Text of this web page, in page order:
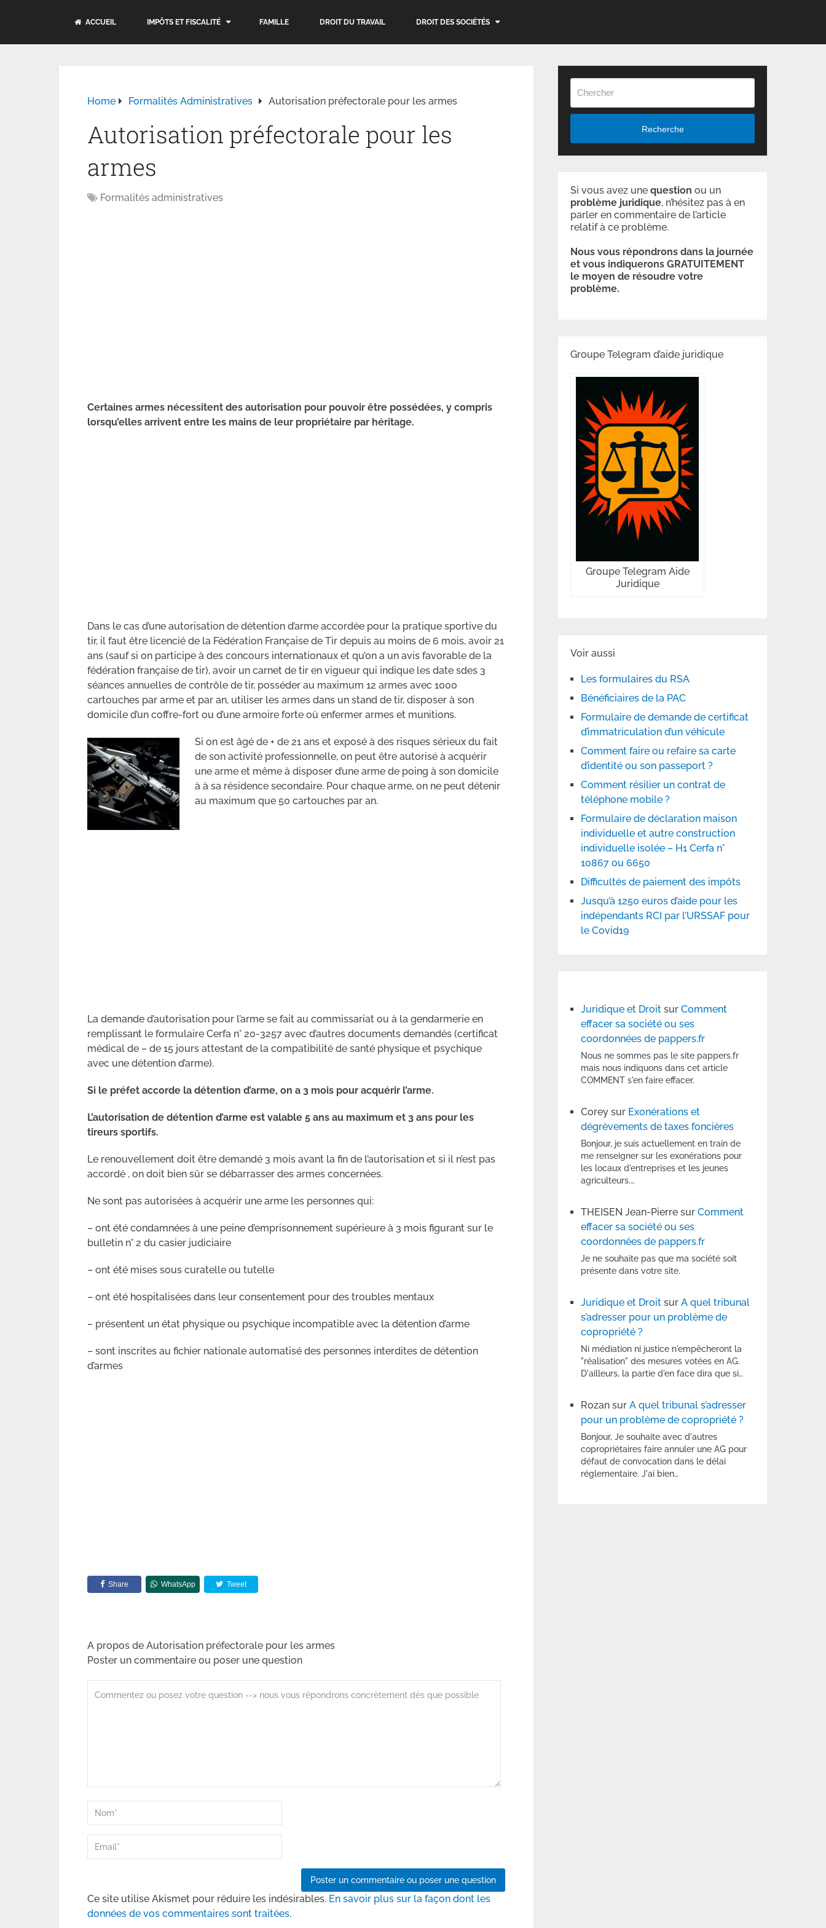
ACCUEIL IMPÔTS ET FISCALITÉ FAMILLE DROIT DU TRAVAIL DROIT DES SOCIÉTÉS
Home Formalités Administratives Autorisation préfectorale pour les armes
Autorisation préfectorale pour les
armes
Formalités administratives
Certaines armes nécessitent des autorisation pour pouvoir être possédées, y compris
lorsqu’elles arrivent entre les mains de leur propriétaire par héritage.
Dans le cas d’une autorisation de détention d’arme accordée pour la pratique sportive du
tir, il faut être licencié de la Fédération Française de Tir depuis au moins de 6 mois, avoir 21
ans (sauf si on participe à des concours internationaux et qu’on a un avis favorable de la
fédération française de tir), avoir un carnet de tir en vigueur qui indique les date sdes 3
séances annuelles de contrôle de tir, posséder au maximum 12 armes avec 1000
cartouches par arme et par an, utiliser les armes dans un stand de tir, disposer à son
domicile d’un coffre-fort ou d’une armoire forte où enfermer armes et munitions.
Si on est âgé de + de 21 ans et exposé à des risques sérieux du fait
de son activité professionnelle, on peut être autorisé à acquérir
une arme et même à disposer d’une arme de poing à son domicile
à à sa résidence secondaire. Pour chaque arme, on ne peut détenir
au maximum que 50 cartouches par an.
La demande d’autorisation pour l’arme se fait au commissariat ou à la gendarmerie en
remplissant le formulaire Cerfa n° 20-3257 avec d’autres documents demandés (certificat
médical de – de 15 jours attestant de la compatibilité de santé physique et psychique
avec une détention d’arme).
Si le préfet accorde la détention d’arme, on a 3 mois pour acquérir l’arme.
L’autorisation de détention d’arme est valable 5 ans au maximum et 3 ans pour les
tireurs sportifs.
Le renouvellement doit être demandé 3 mois avant la fin de l’autorisation et si il n’est pas
accordé , on doit bien sûr se débarrasser des armes concernées.
Ne sont pas autorisées à acquérir une arme les personnes qui:
– ont été condamnées à une peine d’emprisonnement supérieure à 3 mois figurant sur le
bulletin n° 2 du casier judiciaire
– ont été mises sous curatelle ou tutelle
– ont été hospitalisées dans leur consentement pour des troubles mentaux
– présentent un état physique ou psychique incompatible avec la détention d’arme
– sont inscrites au fichier nationale automatisé des personnes interdites de détention
d’armes
Share WhatsApp Tweet
A propos de Autorisation préfectorale pour les armes
Poster un commentaire ou poser une question
Ce site utilise Akismet pour réduire les indésirables. En savoir plus sur la façon dont les
données de vos commentaires sont traitées.
Recherche
Si vous avez unequestion ou un
problème juridique, n’hésitez pas à en
parler en commentaire de l’article
relatif à ce problème.
Nous vous répondrons dans la journée
et vous indiquerons GRATUITEMENT
le moyen de résoudre votre
problème.
Groupe Telegram d’aide juridique
Groupe Telegram Aide
Juridique
Voir aussi
Les formulaires du RSA
Bénéficiaires de la PAC
Formulaire de demande de certificat
d’immatriculation d’un véhicule
Comment faire ou refaire sa carte
d’identité ou son passeport ?
Comment résilier un contrat de
téléphone mobile ?
Formulaire de déclaration maison
individuelle et autre construction
individuelle isolée – H1 Cerfa n°
10867 ou 6650
Difficultés de paiement des impôts
Jusqu’à 1250 euros d’aide pour les
indépendants RCI par l’URSSAF pour
le Covid19
Juridique et Droit surComment
effacer sa société ou ses
coordonnées de pappers.fr
Nous ne sommes pas le site pappers.fr
mais nous indiquons dans cet article
COMMENT s'en faire effacer.
Corey sur Exonérations et
dégrèvements de taxes foncières
Bonjour, je suis actuellement en train de
me renseigner sur les exonérations pour
les locaux d'entreprises et les jeunes
agriculteurs.…
THEISEN Jean-Pierre surComment
effacer sa société ou ses
coordonnées de pappers.fr
Je ne souhaite pas que ma société soit
présente dans votre site.
Juridique et Droit surA quel tribunal
s’adresser pour un problème de
copropriété ?
Ni médiation ni justice n'empêcheront la
"réalisation" des mesures votées en AG.
D'ailleurs, la partie d'en face dira que si…
Rozan surA quel tribunal s’adresser
pour un problème de copropriété ?
Bonjour, Je souhaite avec d'autres
copropriétaires faire annuler une AG pour
défaut de convocation dans le délai
réglementaire. J'ai bien…